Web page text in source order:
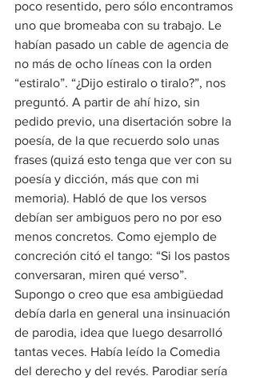
poco resentido, pero sólo encontramos
uno que bromeaba con su trabajo. Le
habían pasado un cable de agencia de
no más de ocho líneas con la orden
“estiralo”. “¿Dijo estiralo o tiralo?”, nos
preguntó. A partir de ahí hizo, sin
pedido previo, una disertación sobre la
poesía, de la que recuerdo solo unas
frases (quizá esto tenga que ver con su
poesía y dicción, más que con mi
memoria). Habló de que los versos
debían ser ambiguos pero no por eso
menos concretos. Como ejemplo de
concreción citó el tango: “Si los pastos
conversaran, miren qué verso”.
Supongo o creo que esa ambigüedad
debía darla en general una insinuación
de parodia, idea que luego desarrolló
tantas veces. Había leído la Comedia
del derecho y del revés. Parodiar sería